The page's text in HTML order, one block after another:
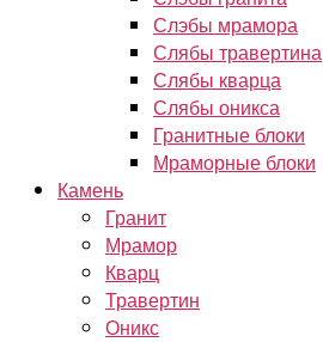
Слэбы мрамора
Слябы травертина
Слябы кварца
Слябы оникса
Гранитные блоки
Мраморные блоки
Камень
Гранит
Мрамор
Кварц
Травертин
Оникс